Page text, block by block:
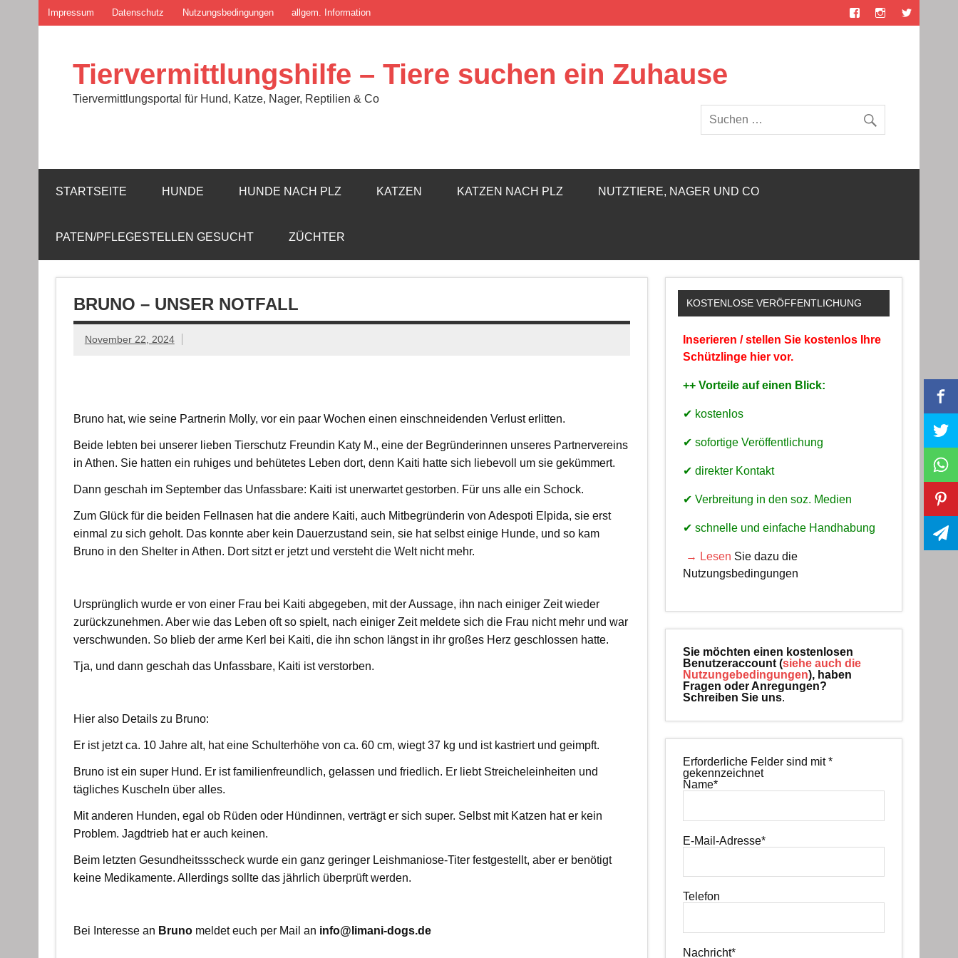
springen
Impressum Datenschutz Nutzungsbedingungen allgem. Information
Tiervermittlungshilfe – Tiere suchen ein Zuhause
Tiervermittlungsportal für Hund, Katze, Nager, Reptilien & Co
STARTSEITE HUNDE HUNDE NACH PLZ KATZEN KATZEN NACH PLZ NUTZTIERE, NAGER UND CO
PATEN/PFLEGESTELLEN GESUCHT ZÜCHTER
BRUNO – UNSER NOTFALL
November 22, 2024
Bruno hat, wie seine Partnerin Molly, vor ein paar Wochen einen einschneidenden Verlust erlitten.
Beide lebten bei unserer lieben Tierschutz Freundin Katy M., eine der Begründerinnen unseres Partnervereins
in Athen. Sie hatten ein ruhiges und behütetes Leben dort, denn Kaiti hatte sich liebevoll um sie gekümmert.
Dann geschah im September das Unfassbare: Kaiti ist unerwartet gestorben. Für uns alle ein Schock.
Zum Glück für die beiden Fellnasen hat die andere Kaiti, auch Mitbegründerin von Adespoti Elpida, sie erst
einmal zu sich geholt. Das konnte aber kein Dauerzustand sein, sie hat selbst einige Hunde, und so kam
Bruno in den Shelter in Athen. Dort sitzt er jetzt und versteht die Welt nicht mehr.
Ursprünglich wurde er von einer Frau bei Kaiti abgegeben, mit der Aussage, ihn nach einiger Zeit wieder
zurückzunehmen. Aber wie das Leben oft so spielt, nach einiger Zeit meldete sich die Frau nicht mehr und war
verschwunden. So blieb der arme Kerl bei Kaiti, die ihn schon längst in ihr großes Herz geschlossen hatte.
Tja, und dann geschah das Unfassbare, Kaiti ist verstorben.
Hier also Details zu Bruno:
Er ist jetzt ca. 10 Jahre alt, hat eine Schulterhöhe von ca. 60 cm, wiegt 37 kg und ist kastriert und geimpft.
Bruno ist ein super Hund. Er ist familienfreundlich, gelassen und friedlich. Er liebt Streicheleinheiten und
tägliches Kuscheln über alles.
Mit anderen Hunden, egal ob Rüden oder Hündinnen, verträgt er sich super. Selbst mit Katzen hat er kein
Problem. Jagdtrieb hat er auch keinen.
Beim letzten Gesundheitssscheck wurde ein ganz geringer Leishmaniose-Titer festgestellt, aber er benötigt
keine Medikamente. Allerdings sollte das jährlich überprüft werden.
Bei Interesse an Brunomeldet euch per Mail an info@limani-dogs.de
KOSTENLOSE VERÖFFENTLICHUNG
Inserieren / stellen Sie kostenlos Ihre
Schützlinge hier vor.
++ Vorteile auf einen Blick:
✔ kostenlos
✔ sofortige Veröffentlichung
✔ direkter Kontakt
✔ Verbreitung in den soz. Medien
✔ schnelle und einfache Handhabung
→ Lesen Sie dazu die
Nutzungsbedingungen
Sie möchten einen kostenlosen
Benutzeraccount (siehe auch die
Nutzungebedingungen), haben
Fragen oder Anregungen?
Schreiben Sie uns.
Erforderliche Felder sind mit*
gekennzeichnet
Name*
E-Mail-Adresse*
Telefon
Nachricht*